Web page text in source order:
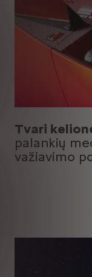
Tvari
palankių
važiavimo